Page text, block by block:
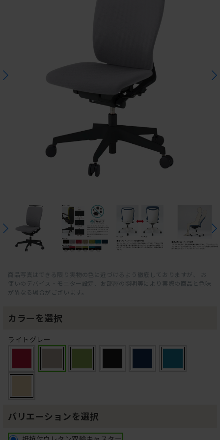
商品写真はできる限り実物の色に近づけるよう徹底しておりますが、 お
使いのデバイス・モニター設定、お部屋の照明等により実際の商品と色味
が異なる場合がございます。
カラーを選択
ライトグレー
バリエーションを選択